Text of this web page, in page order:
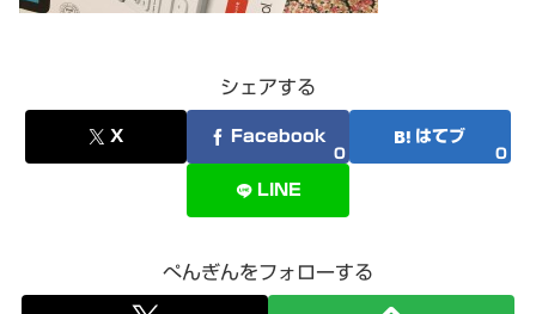
シェアする
X Facebook
0
はてブ
0
LINE
ぺんぎんをフォローする